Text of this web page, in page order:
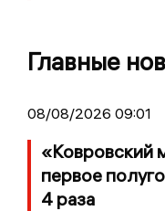
Главные
08/08/2026 09:01
«Ковровский
первое
4 раза